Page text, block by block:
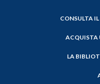
CONSULTA
ACQUISTA
LA